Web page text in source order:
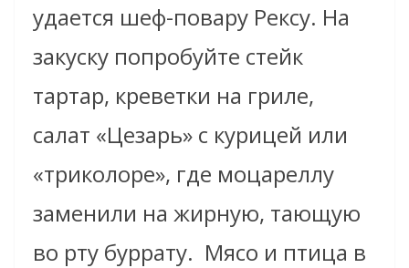
удается шеф-повару Рексу. На
закуску попробуйте стейк
тартар, креветки на гриле,
салат «Цезарь» с курицей или
«триколоре», где моцареллу
заменили на жирную, тающую
во рту буррату. Мясо и птица в